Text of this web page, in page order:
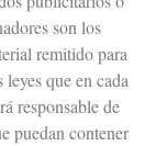
son los
remitido para
que en cada
responsable de
puedan contener